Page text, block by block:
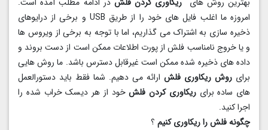
امروزه ما اغلب فایل های خود را از طریق USB و برخی از درایوهای
ذخیره سازی به اشتراک می گذاریم، اما با توجه به برخی از ویروس ها
و یا خروج نامناسب فلش از پورت اطلاعات ممکن است از دست بروند و
داده های ذخیره شده ممکن است غیرقابل دسترس باشد. ما روش هایی
برای روش ریکاوری فلشارائه می دهیم. شما فقط باید دستورالعمل
های ساده برای ریکاوری کردن فلشخود از هر دیسک خراب شده را
اجرا کنید.
چگونه فلش را ریکاوری کنیم؟